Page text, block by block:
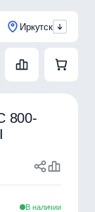
Иркутск
800-
В наличии